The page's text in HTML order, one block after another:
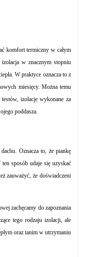
komfort termiczny w całym
w znacznym stopniu
W praktyce oznacza to z
miesięcy. Można temu
izolacje wykonane za
poddasza.
Oznacza to, że piankę
sposób udaje się uzyskać
zauważyć, że doświadczeni
zachęcamy do zapoznania
tego rodzaju izolacji, ale
oraz tanim w utrzymaniu